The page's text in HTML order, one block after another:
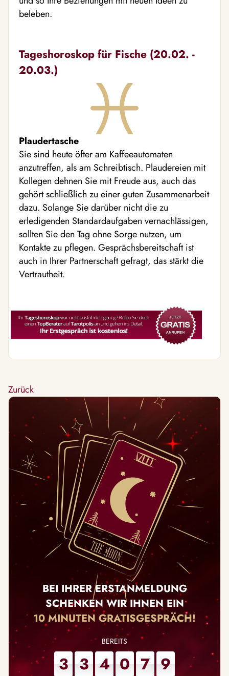
beleben.
Tageshoroskop für Fische (20.02. -
20.03.)
Plaudertasche
Sie sind heute öfter am Kaffeeautomaten
anzutreffen, als am Schreibtisch. Plaudereien mit
Kollegen dehnen Sie mit Freude aus, auch das
gehört schließlich zu einer guten Zusammenarbeit
dazu. Solange Sie darüber nicht die zu
erledigenden Standardaufgaben vernachlässigen,
sollten Sie den Tag ohne Sorge nutzen, um
Kontakte zu pflegen. Gesprächsbereitschaft ist
auch in Ihrer Partnerschaft gefragt, das stärkt die
Vertrautheit.
Zurück
BEI IHRER ERSTANMELDUNG
SCHENKEN WIR IHNEN EIN
10 MINUTEN GRATISGESPRÄCH!
3 3 4 0 7 9